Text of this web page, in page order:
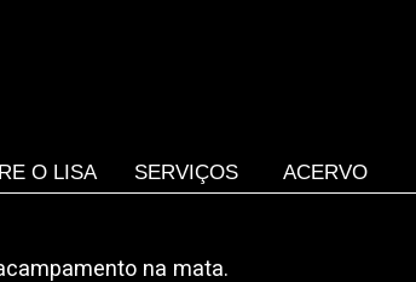
O LISA SERVIÇOS ACERVO
na mata.